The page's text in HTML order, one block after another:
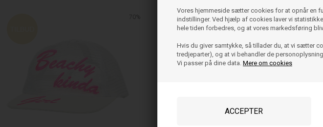
Vores hjemmeside sætter cookies for at opnår en
indstillinger. Ved hjælp af cookies laver vi
hele tiden forbedres, og at vores markedsføring
Hvis du giver samtykke, så tillader du, at vi sætter
tredjeparter), og at vi behandler de
Vi passer på dine data. Mere om cookies
70%